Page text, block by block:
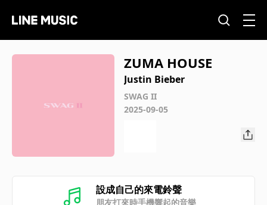
ZUMA HOUSE
Justin Bieber
SWAG II
2025-09-05
設成自己的來電鈴聲
朋友打來時手機響起的音樂